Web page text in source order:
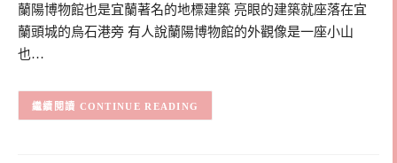
蘭陽博物館也是宜蘭著名的地標建築 亮眼的建築就座落在宜
蘭頭城的烏石港旁 有人說蘭陽博物館的外觀像是一座小山
也…
CONTINUE READING